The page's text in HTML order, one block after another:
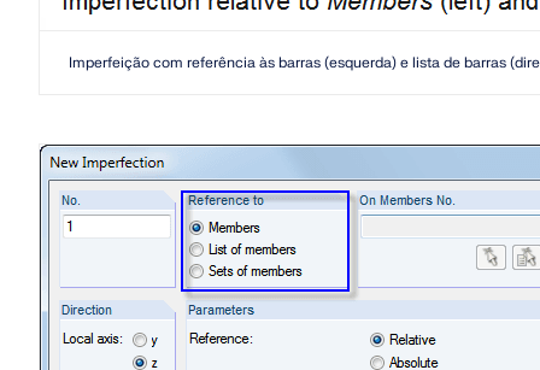
Imperfeição com referência às barras (esquerda) e lista de barras